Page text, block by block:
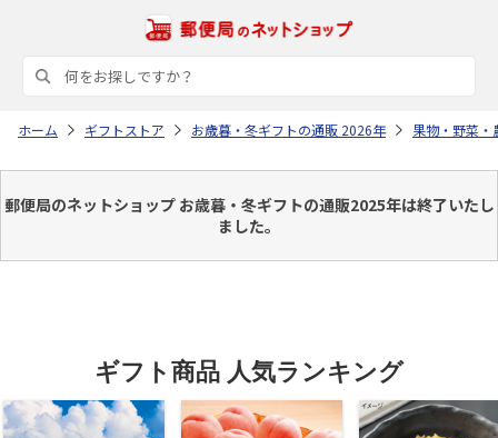
ホーム ギフトストア お歳暮・冬ギフトの通販 2026年 果物・野菜・
郵便局のネットショップ お歳暮・冬ギフトの通販2025年は終了いたし
ました。
ギフト商品 人気ランキング